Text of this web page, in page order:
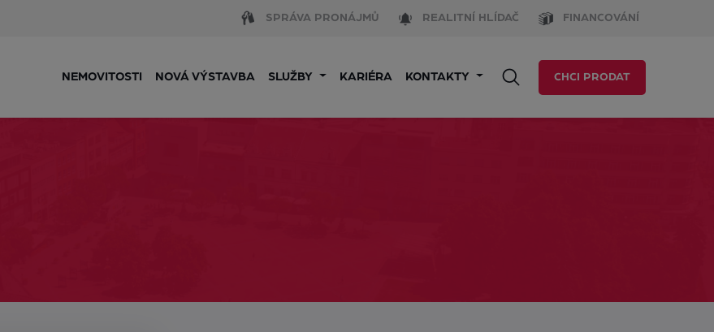
SPRÁVA PRONÁJMŮ REALITNÍ HLÍDAČ FINANCOVÁNÍ
NEMOVITOSTI NOVÁ VÝSTAVBA SLUŽBY KARIÉRA KONTAKTY CHCI PRODAT